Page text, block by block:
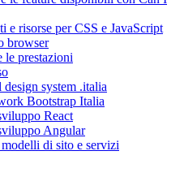
e risorse per CSS e JavaScript
browser
le prestazioni
system .italia
Bootstrap Italia
React
Angular
di sito e servizi